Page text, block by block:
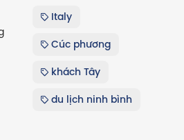
Italy
Cúc phương
khách Tây
du lịch ninh bình